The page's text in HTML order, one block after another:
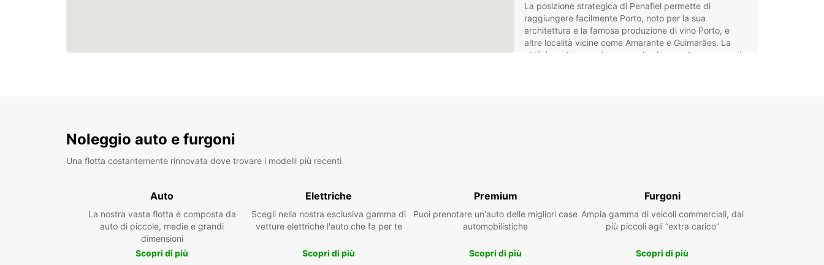
La posizione strategica di Penafiel permette di
raggiungere facilmente Porto, noto per la sua
architettura e la famosa produzione di vino Porto, e
altre località vicine come Amarante e Guimarães. La
città è anche un polo economico in crescita, con un mix
in città, familiari per viaggi confortevoli, SUV per
per un tocco di stile, oltre a minivan per gruppi più
numerosi.
La flotta comprende vetture elettriche, ibride, con
Noleggio auto e furgoni
Una flotta costantemente rinnovata dove trovare i modelli più recenti
Auto
La nostra vasta flotta è composta da
auto di piccole, medie e grandi
dimensioni
Scopri di più
Elettriche
Scegli nella nostra esclusiva gamma di
vetture elettriche l'auto che fa per te
Scopri di più
Premium
Puoi prenotare un'auto delle migliori case
automobilistiche
Scopri di più
Furgoni
Ampia gamma di veicoli commerciali, dai
più piccoli agli “extra carico”
Scopri di più